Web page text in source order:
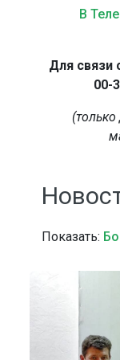
В
Для связи
00-
(только
Показать: